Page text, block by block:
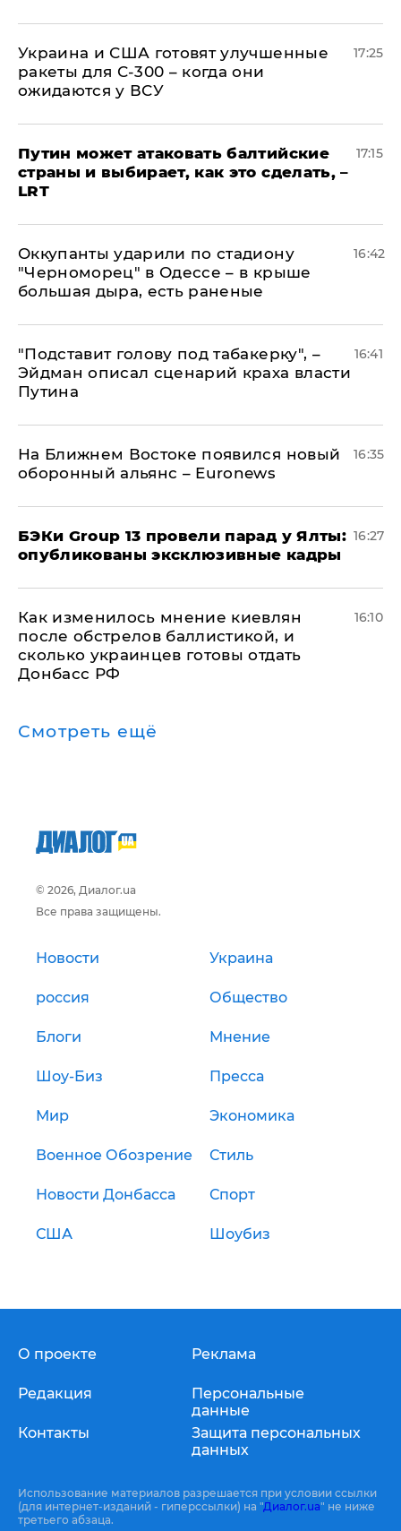
Украина и США готовят улучшенные
ракеты для С-300 – когда они
ожидаются у ВСУ
17:25
Путин может атаковать балтийские
страны и выбирает, как это сделать, –
LRT
17:15
Оккупанты ударили по стадиону
"Черноморец" в Одессе – в крыше
большая дыра, есть раненые
16:42
​"Подставит голову под табакерку", –
Эйдман описал сценарий краха власти
Путина
16:41
На Ближнем Востоке появился новый
оборонный альянс – Euronews
16:35
​БЭКи Group 13 провели парад у Ялты:
опубликованы эксклюзивные кадры
16:27
Как изменилось мнение киевлян
после обстрелов баллистикой, и
сколько украинцев готовы отдать
Донбасс РФ
16:10
Смотреть ещё
© 2026, Диалог.ua
Все права защищены.
Новости Украина
россия Общество
Блоги Мнение
Шоу-Биз Пресса
Мир Экономика
Военное Обозрение Стиль
Новости Донбасса Спорт
США Шоубиз
О проекте
Редакция
Контакты
Реклама
Персональные
данные
Защита персональных
данных
Использование материалов разрешается при условии ссылки
(для интернет-изданий - гиперссылки) на "Диалог.ua" не ниже
третьего абзаца.